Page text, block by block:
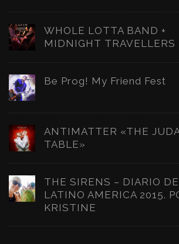
WHOLE LOTTA BAND +
MIDNIGHT TRAVELLERS
Be Prog! My Friend Fest
ANTIMATTER «THE
TABLE»
THE SIRENS – DIARIO
LATINO AMERICA 2015.
KRISTINE